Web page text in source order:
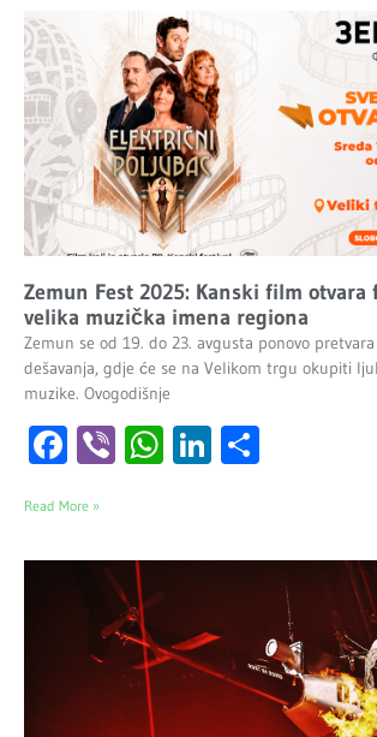
Zemun Fest 2025: Kanski film otvara
velika muzička imena regiona
Zemun se od 19. do 23. avgusta ponovo
dešavanja, gdje će se na Velikom trgu okupiti
muzike. Ovogodišnje
Facebook
ViberWhatsApp
LinkedIn
Read More »